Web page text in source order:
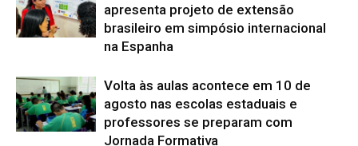
apresenta projeto de extensão
brasileiro em simpósio internacional
na Espanha
Volta às aulas acontece em 10 de
agosto nas escolas estaduais e
professores se preparam com
Jornada Formativa